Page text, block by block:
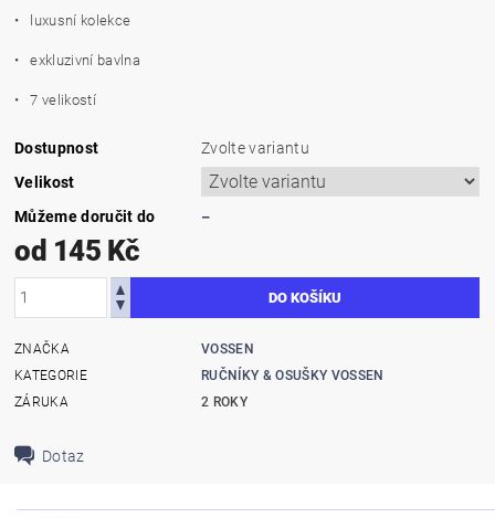
• luxusní kolekce
• exkluzivní bavlna
• 7 velikostí
Dostupnost
Zvolte variantu
Velikost
Můžeme doručit do
–
od 145 Kč
ZNAČKA
VOSSEN
KATEGORIE
RUČNÍKY & OSUŠKY VOSSEN
ZÁRUKA
2 ROKY
Dotaz